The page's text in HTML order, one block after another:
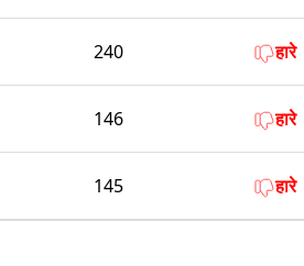
240 हारे
146 हारे
145 हारे